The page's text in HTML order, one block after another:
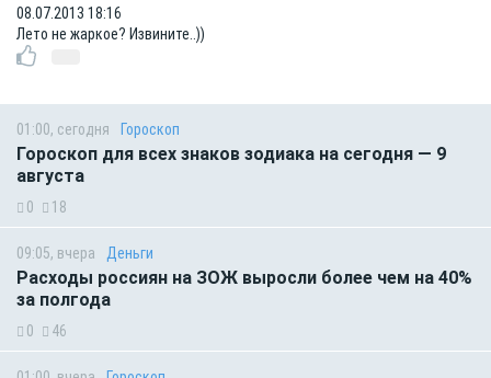
08.07.2013 18:16
Лето не жаркое? Извините..))
01:00, сегодня Гороскоп
Гороскоп для всех знаков зодиака на сегодня — 9
августа
0 18
09:05, вчера Деньги
Расходы россиян на ЗОЖ выросли более чем на 40%
за полгода
0 46